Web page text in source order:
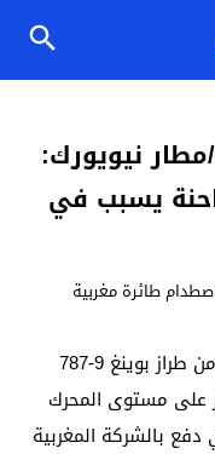
مطار نيويورك:
يسبب في
تعرضت بمطار نيويورك الدولي ، طائرة من طراز بوينغ 9-787
على مستوى المحرك
بالشركة المغربية